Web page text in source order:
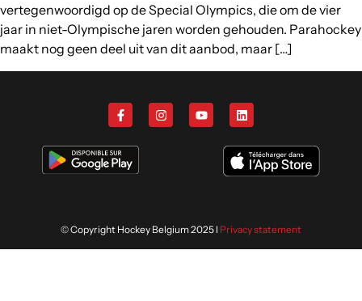
vertegenwoordigd op de Special Olympics, die om de vier
jaar in niet-Olympische jaren worden gehouden. Parahockey
maakt nog geen deel uit van dit aanbod, maar […]
© Copyright Hockey Belgium 2025 I Privacy statement